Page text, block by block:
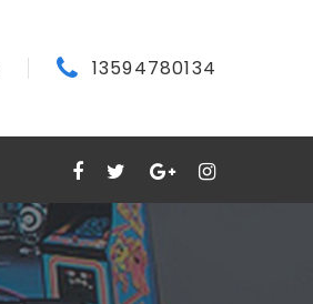
13594780134